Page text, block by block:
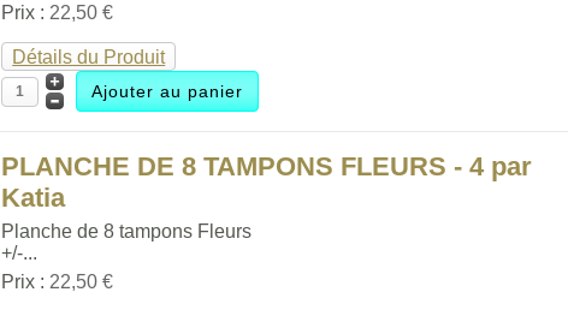
Prix : 22,50 €
Détails du Produit
PLANCHE DE 8 TAMPONS FLEURS - 4 par
Katia
Planche de 8 tampons Fleurs
+/-...
Prix : 22,50 €